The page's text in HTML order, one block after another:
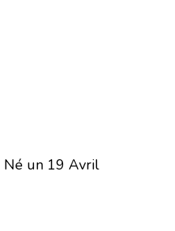
Né un 19 Avril